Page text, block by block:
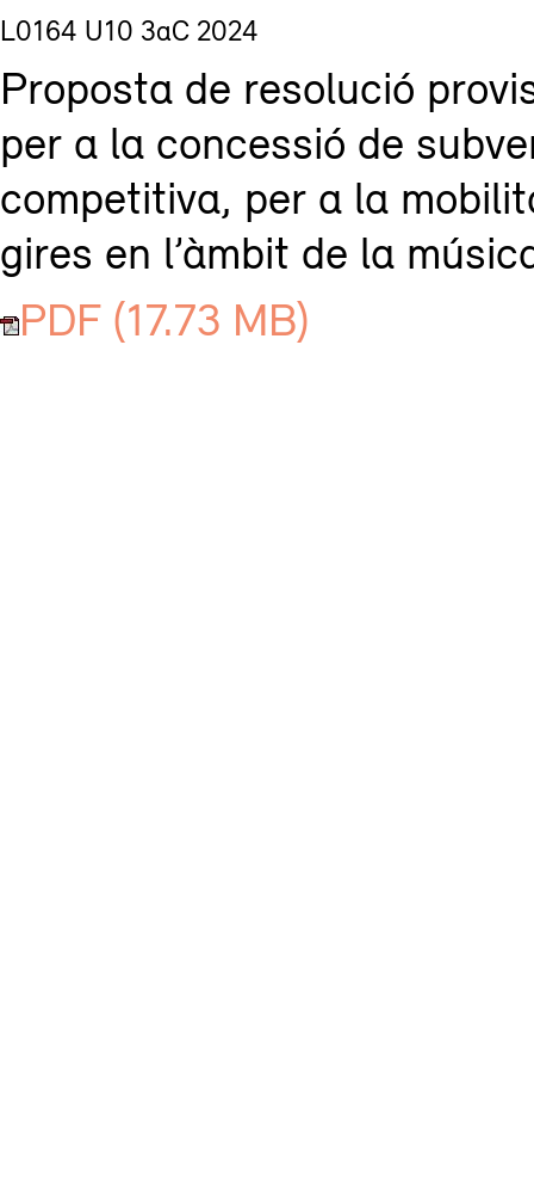
L0164 U10 3aC 2024
Proposta de resolució
per a la concessió de
competitiva, per a la
gires en l’àmbit de la
PDF (17.73 MB)